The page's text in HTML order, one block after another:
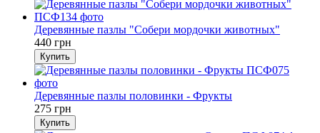
Деревянные пазлы "Собери мордочки животных"
440 грн
Купить
Деревянные пазлы половинки - Фрукты
275 грн
Купить